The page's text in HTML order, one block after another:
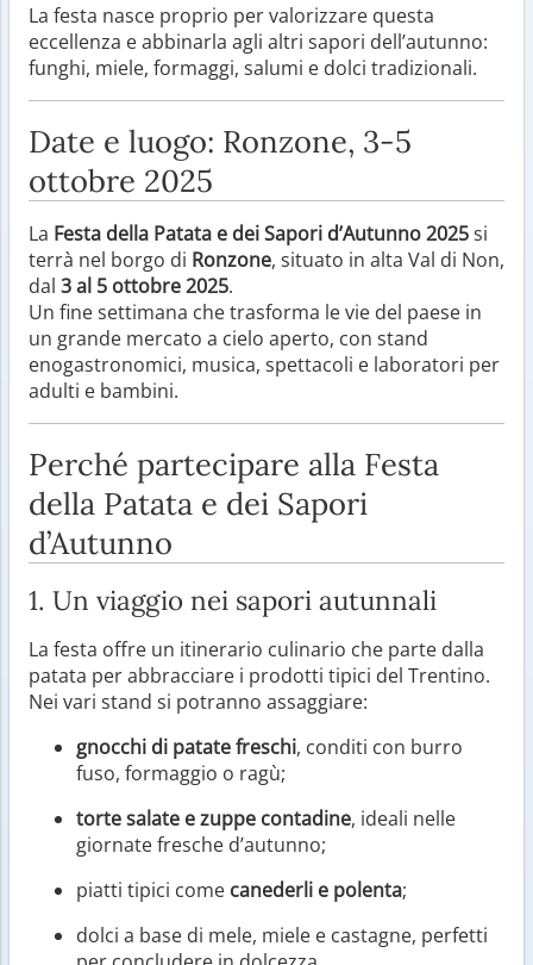
La festa nasce proprio per valorizzare questa
eccellenza e abbinarla agli altri sapori dell’autunno:
funghi, miele, formaggi, salumi e dolci tradizionali.
Date e luogo: Ronzone, 3-5
ottobre 2025
La Festa della Patata e dei Sapori d’Autunno 2025si
terrà nel borgo di Ronzone, situato in alta Val di Non,
dal 3 al 5 ottobre 2025.
Un fine settimana che trasforma le vie del paese in
un grande mercato a cielo aperto, con stand
enogastronomici, musica, spettacoli e laboratori per
adulti e bambini.
Perché partecipare alla Festa
della Patata e dei Sapori
d’Autunno
1. Un viaggio nei sapori autunnali
La festa offre un itinerario culinario che parte dalla
patata per abbracciare i prodotti tipici del Trentino.
Nei vari stand si potranno assaggiare:
gnocchi di patate freschi, conditi con burro
fuso, formaggio o ragù;
torte salate e zuppe contadine, ideali nelle
giornate fresche d’autunno;
piatti tipici come canederli e polenta;
dolci a base di mele, miele e castagne, perfetti